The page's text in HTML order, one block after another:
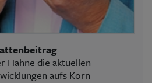
Hahne die aktuellen
aufs Korn